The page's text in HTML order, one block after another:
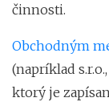
činnosti.
Obchodným
(napríklad
ktorý je